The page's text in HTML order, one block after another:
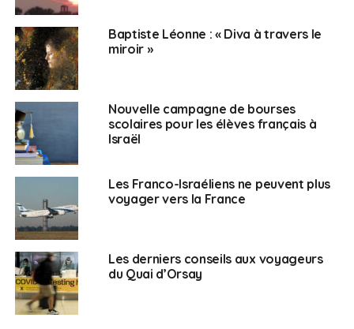
Baptiste Léonne : « Diva à travers le
miroir »
Nouvelle campagne de bourses
scolaires pour les élèves français à
Israël
Les Franco-Israéliens ne peuvent plus
voyager vers la France
Les derniers conseils aux voyageurs
du Quai d’Orsay